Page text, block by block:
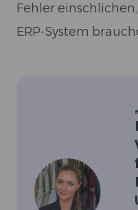
Fehler
ERP-System